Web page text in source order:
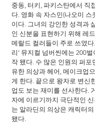
중동, 터키, 파키스탄에서 직
다. 영화 속 자스민(나오미 스
이다. 그녀의 강인한 성격과
인 신분을 표현하기 위해 레
메랄드 컬러들이 주로 쓰였다
리’ 뮤지컬 넘버씬에는 200
작 됐다. 수 많은 인원의 퍼포
유한 의상과 헤어, 메이크업
게 한다. 끝으로 왕자로 변신
업도 보는 재미를 선사한다.
자에 이르기까지 극단적인
는 알라딘의 의상은 캐릭터
됐다.